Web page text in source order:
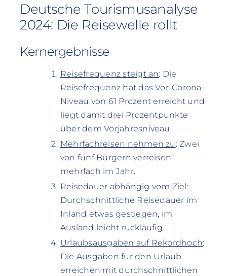
Deutsche Tourismusanalyse
2024: Die Reisewelle rollt
Kernergebnisse
Reisefrequenz steigt an: Die
Reisefrequenz hat das Vor-Corona-
Niveau von 61 Prozent erreicht und
liegt damit drei Prozentpunkte
über dem Vorjahresniveau.
Mehrfachreisen nehmen zu : Zwei
von fünf Bürgern verreisen
mehrfach im Jahr.
Reisedauer abhängig vom Ziel :
Durchschnittliche Reisedauer im
Inland etwas gestiegen, im
Ausland leicht rückläufig.
Urlaubsausgaben auf Rekordhoch:
Die Ausgaben für den Urlaub
erreichen mit durchschnittlichen